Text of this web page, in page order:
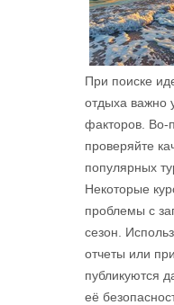
При поиске
отдыха важно
факторов. Во-
проверяйте
популярных
Некоторые
проблемы с
сезон.
отчеты или
публикуются
её